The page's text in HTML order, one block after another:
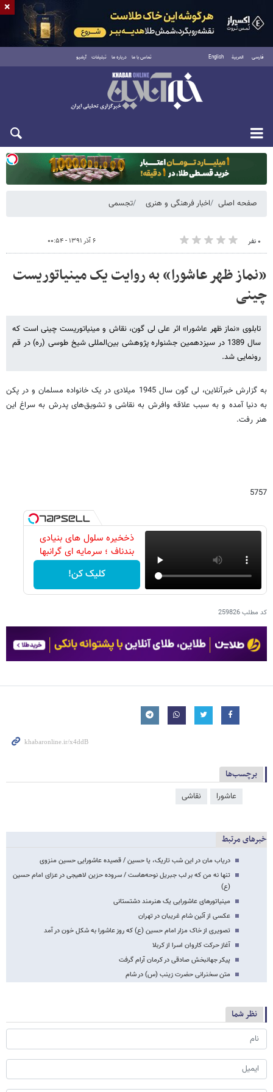
فارسی العربية English تماس با ما درباره ما تبلیغات آرشیو
یکشنبه ۱۸ مرداد ۱۴۰۵
صفحه اصلی اخبار فرهنگی و هنری تجسمی
۰ نفر ۶ آذر ۱۳۹۱ - ۰۰:۵۴
«نماز ظهر عاشورا» به روایت یک مینیاتوریست
چینی
تابلوی «نماز ظهر عاشورا» اثر علی لی گون، نقاش و مینیاتوریست چینی است که
سال 1389 در سیزدهمین جشنواره پژوهشی بین‌المللی شیخ طوسی (ره) در قم
رونمایی شد.
به گزارش خبرآنلاین، لی گون سال 1945 میلادی در یک خانواده مسلمان و در پکن
به دنیا آمده و به سبب علاقه وافرش به نقاشی و تشویق‌های پدرش به سراغ این
هنر رفت.
5757
ذخخیره سلول های بنیادی
بندناف ؛ سرمایه ای گرانبها
کلیک کن!
کد مطلب259826
برچسب‌ها
عاشورا نقاشی
خبرهای مرتبط
دریاب مان در این شب تاریک، یا حسین / قصیده عاشورایی حسین منزوی
تنها نه من که بر لب جبریل نوحه‌هاست / سروده حزین لاهیجی در عزای امام حسین
(ع)
مینیاتورهای عاشورایی یک هنرمند دشتستانی
عکسی از آئین شام غریبان در تهران
تصویری از خاک مزار امام حسین (ع) که روز عاشورا به شکل خون در آمد
آغاز حرکت کاروان اسرا از کربلا
پیکر جهانبخش صادقی در کرمان آرام گرفت
متن سخنرانی حضرت زینب (س) در شام
نظر شما
×